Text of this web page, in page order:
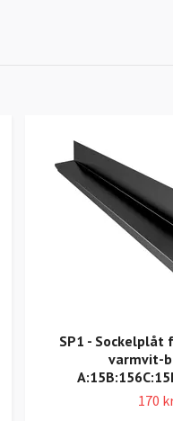
SP1 -
varmvit-
170